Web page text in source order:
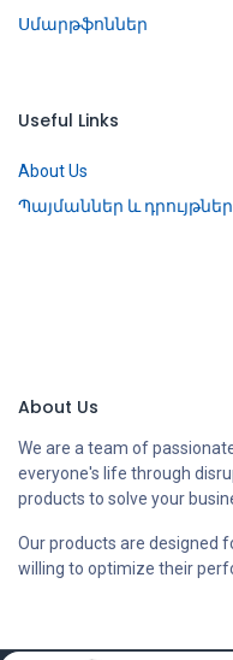
Սմարթֆոններ
Useful Links
About Us
Պայմաններ և դրույթներ
About Us
We are a team of
everyone's life through
products to solve your
Our products are designed
willing to optimize their